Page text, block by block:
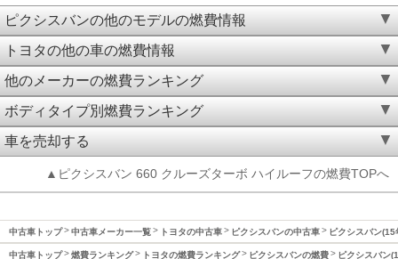
ピクシスバンの他のモデルの燃費情報
トヨタの他の車の燃費情報
他のメーカーの燃費ランキング
ボディタイプ別燃費ランキング
車を売却する
▲ピクシスバン 660 クルーズターボ ハイルーフの燃費TOPへ
中古車トップ 中古車メーカー一覧 トヨタの中古車 ピクシスバンの中古車 ピクシスバン
中古車トップ 燃費ランキング トヨタの燃費ランキング ピクシスバンの燃費 ピクシスバン